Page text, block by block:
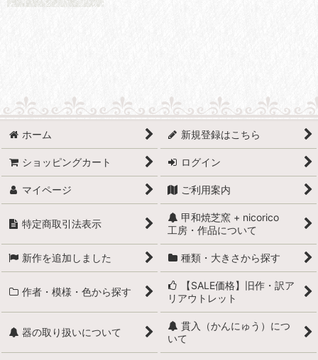
ホーム 新規登録はこちら
ショッピングカート ログイン
マイページ ご利用案内
特定商取引法表示
甲和焼芝窯 + nicorico
工房・作品について
新作を追加しました 種類・大きさから探す
作者・模様・色から探す
【SALE価格】旧作・訳ア
リアウトレット
器の取り扱いについて
貫入（かんにゅう）につ
いて